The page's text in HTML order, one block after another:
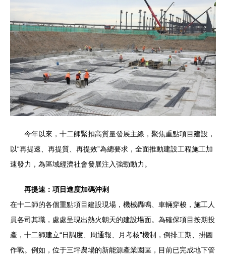
今年以來，十二師緊扣高質量發展主線，聚焦重點項目建設，
以“再提速、再提質、再提效”為總要求，全面推動建設工程施工加
速發力，為區域經濟社會發展注入強勁動力。
再提速：項目進度加碼沖刺
在十二師的各個重點項目建設現場，機械轟鳴、車輛穿梭，施工人
員各司其職，處處呈現出熱火朝天的建設場面。為確保項目按期投
產，十二師建立“日調度、周通報、月考核”機制，倒排工期、掛圖
作戰。例如，位于三坪農場的新能源產業園區，目前已完成地下管